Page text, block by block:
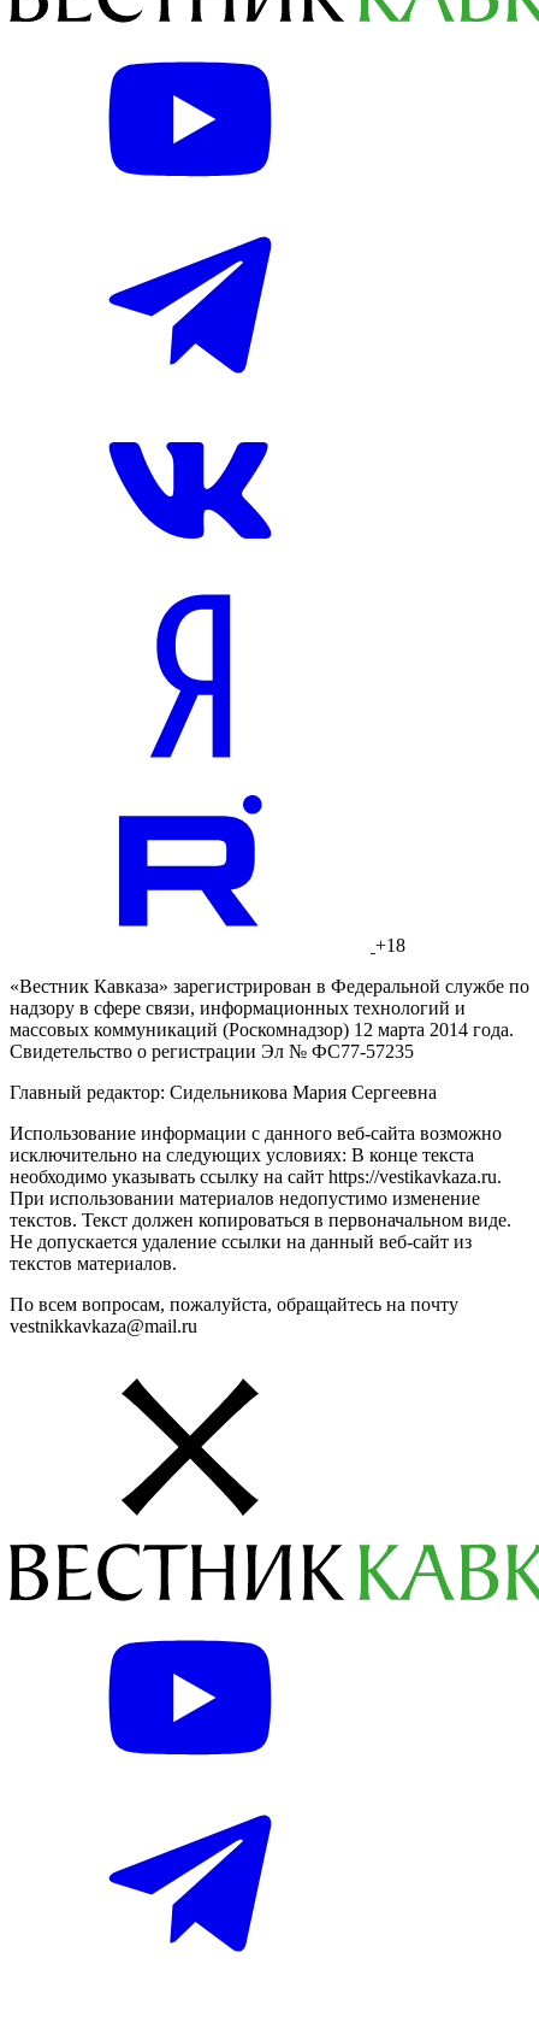
+18
«Вестник Кавказа» зарегистрирован в Федеральной службе по
надзору в сфере связи, информационных технологий и
массовых коммуникаций (Роскомнадзор) 12 марта 2014 года.
Свидетельство о регистрации Эл № ФС77-57235
Главный редактор: Сидельникова Мария Сергеевна
Использование информации с данного веб-сайта возможно
исключительно на следующих условиях: В конце текста
необходимо указывать ссылку на сайт https://vestikavkaza.ru.
При использовании материалов недопустимо изменение
текстов. Текст должен копироваться в первоначальном виде.
Не допускается удаление ссылки на данный веб-сайт из
текстов материалов.
По всем вопросам, пожалуйста, обращайтесь на почту
vestnikkavkaza@mail.ru